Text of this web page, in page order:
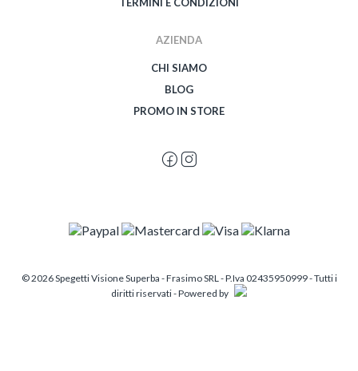
AZIENDA
CHI SIAMO
BLOG
PROMO IN STORE
© 2026 Spegetti Visione Superba - Frasimo SRL - P.Iva 02435950999 - Tutti i
diritti riservati - Powered by